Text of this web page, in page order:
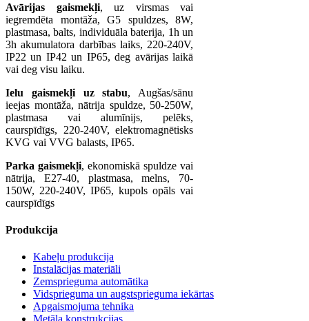
Avārijas gaismekļi, uz virsmas vai
iegremdēta montāža, G5 spuldzes, 8W,
plastmasa, balts, individuāla baterija, 1h un
3h akumulatora darbības laiks, 220-240V,
IP22 un IP42 un IP65, deg avārijas laikā
vai deg visu laiku.
Ielu gaismekļi uz stabu, Augšas/sānu
ieejas montāža, nātrija spuldze, 50-250W,
plastmasa vai alumīnijs, pelēks,
caurspīdīgs, 220-240V, elektromagnētisks
KVG vai VVG balasts, IP65.
Parka gaismekļi, ekonomiskā spuldze vai
nātrija, E27-40, plastmasa, melns, 70-
150W, 220-240V, IP65, kupols opāls vai
caurspīdīgs
Produkcija
Kabeļu produkcija
Instalācijas materiāli
Zemsprieguma automātika
Vidsprieguma un augstsprieguma iekārtas
Apgaismojuma tehnika